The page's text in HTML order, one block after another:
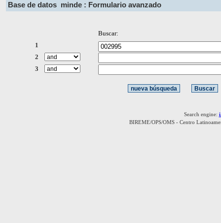
Base de datos minde : Formulario avanzado
Buscar:
1
2
3
Search engine:
BIREME/OPS/OMS - Centro